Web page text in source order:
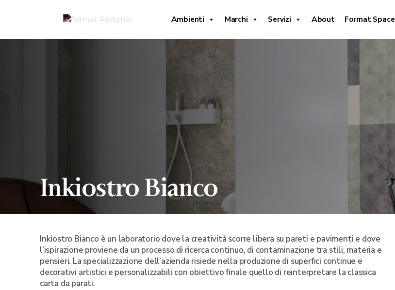
Ambienti Marchi Servizi About Format Space
Inkiostro Bianco
Inkiostro Bianco è un laboratorio dove la creatività scorre libera su pareti e pavimenti e dove
l’ispirazione proviene da un processo di ricerca continuo, di contaminazione tra stili, materia e
pensieri. La specializzazione dell’azienda risiede nella produzione di superfici continue e
decorativi artistici e personalizzabili con obiettivo finale quello di reinterpretare la classica
carta da parati.